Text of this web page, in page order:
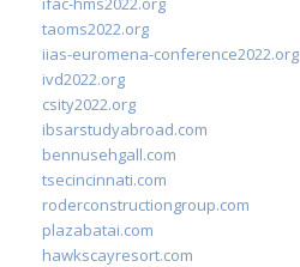
taoms2022.org
iias-euromena-conference2022.org
ivd2022.org
csity2022.org
ibsarstudyabroad.com
bennusehgall.com
tsecincinnati.com
roderconstructiongroup.com
plazabatai.com
hawkscayresort.com